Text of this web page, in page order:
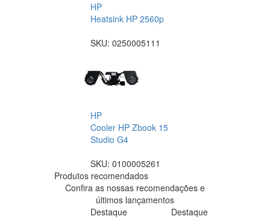
HP
Heatsink HP 2560p
SKU: 0250005111
HP
Cooler HP Zbook 15
Studio G4
SKU: 0100005261
Produtos recomendados
Confira as nossas recomendações e
últimos lançamentos
Destaque
Destaque